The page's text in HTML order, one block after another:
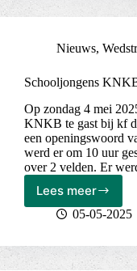
18
2025
Nieuws,
Schooljongens
Op zondag 4 mei
KNKB te gast bij kf
een openingswoord
werd er om 10 uur
over 2 velden. Er
Lees meer
KNKB
05-05-2025